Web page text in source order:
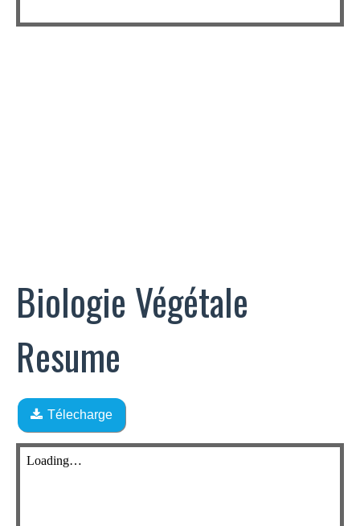
Biologie Végétale
Resume
Télecharge